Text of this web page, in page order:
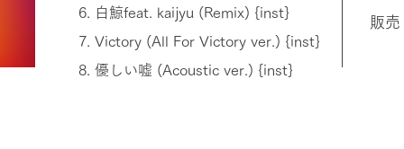
6. 白鯨feat. kaijyu (Remix) {inst}
7. Victory (All For Victory ver.) {inst}
8. 優しい嘘 (Acoustic ver.) {inst}
販